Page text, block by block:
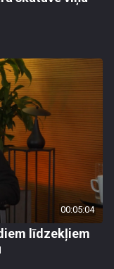
00:05:04
līdzekļiem